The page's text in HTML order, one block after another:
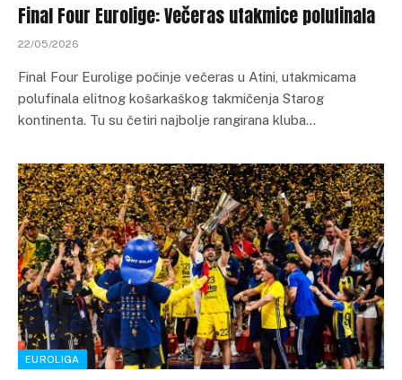
Final Four Eurolige: Večeras utakmice polufinala
22/05/2026
Final Four Eurolige počinje večeras u Atini, utakmicama
polufinala elitnog košarkaškog takmičenja Starog
kontinenta. Tu su četiri najbolje rangirana kluba…
EUROLIGA